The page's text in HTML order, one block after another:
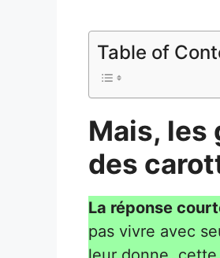
Table of
Mais, les
des
La réponse
pas vivre avec